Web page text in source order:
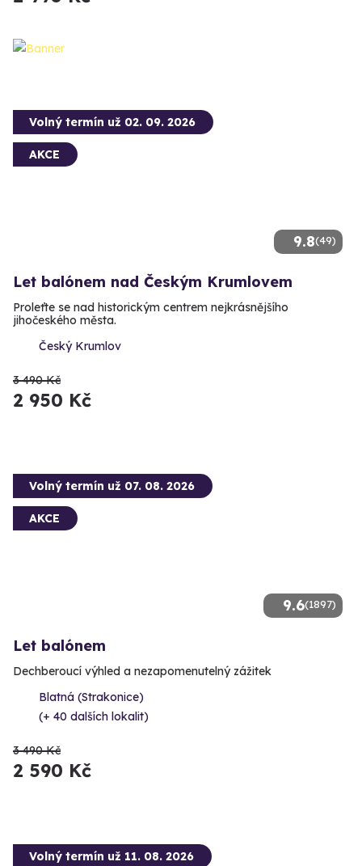
9.8(49)
Volný termín už 02. 09. 2026
AKCE
Let balónem nad Českým Krumlovem
Proleťte se nad historickým centrem nejkrásnějšího
jihočeského města.
Český Krumlov
3 490 Kč
2 950 Kč
9.6(1897)
Volný termín už 07. 08. 2026
AKCE
Let balónem
Dechberoucí výhled a nezapomenutelný zážitek
Blatná (Strakonice)
(+ 40 dalších lokalit)
3 490 Kč
2 590 Kč
Volný termín už 11. 08. 2026